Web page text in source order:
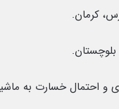
و احتمال خسارت به